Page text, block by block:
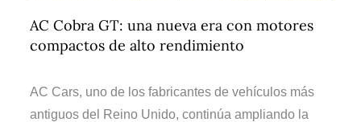
AC Cobra GT: una nueva era con motores
compactos de alto rendimiento
AC Cars, uno de los fabricantes de vehículos más
antiguos del Reino Unido, continúa ampliando la